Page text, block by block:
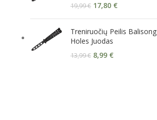
19,99€ 17,80 €
Treniruočių Peilis Balisong
Holes Juodas
13,99€ 8,99 €